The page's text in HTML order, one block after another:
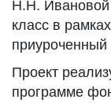
Н.Н. Ивановой
класс в
Проект
программе